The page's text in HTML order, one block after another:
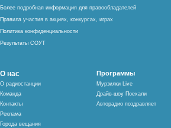
Более подробная информация для правообладателей
Правила участия в акциях, конкурсах, играх
Политика конфиденциальности
Результаты СОУТ
О нас
О радиостанции
Команда
Контакты
Реклама
Города вещания
Программы
Мурзилки Live
Драйв-шоу Поехали
Авторадио поздравляет